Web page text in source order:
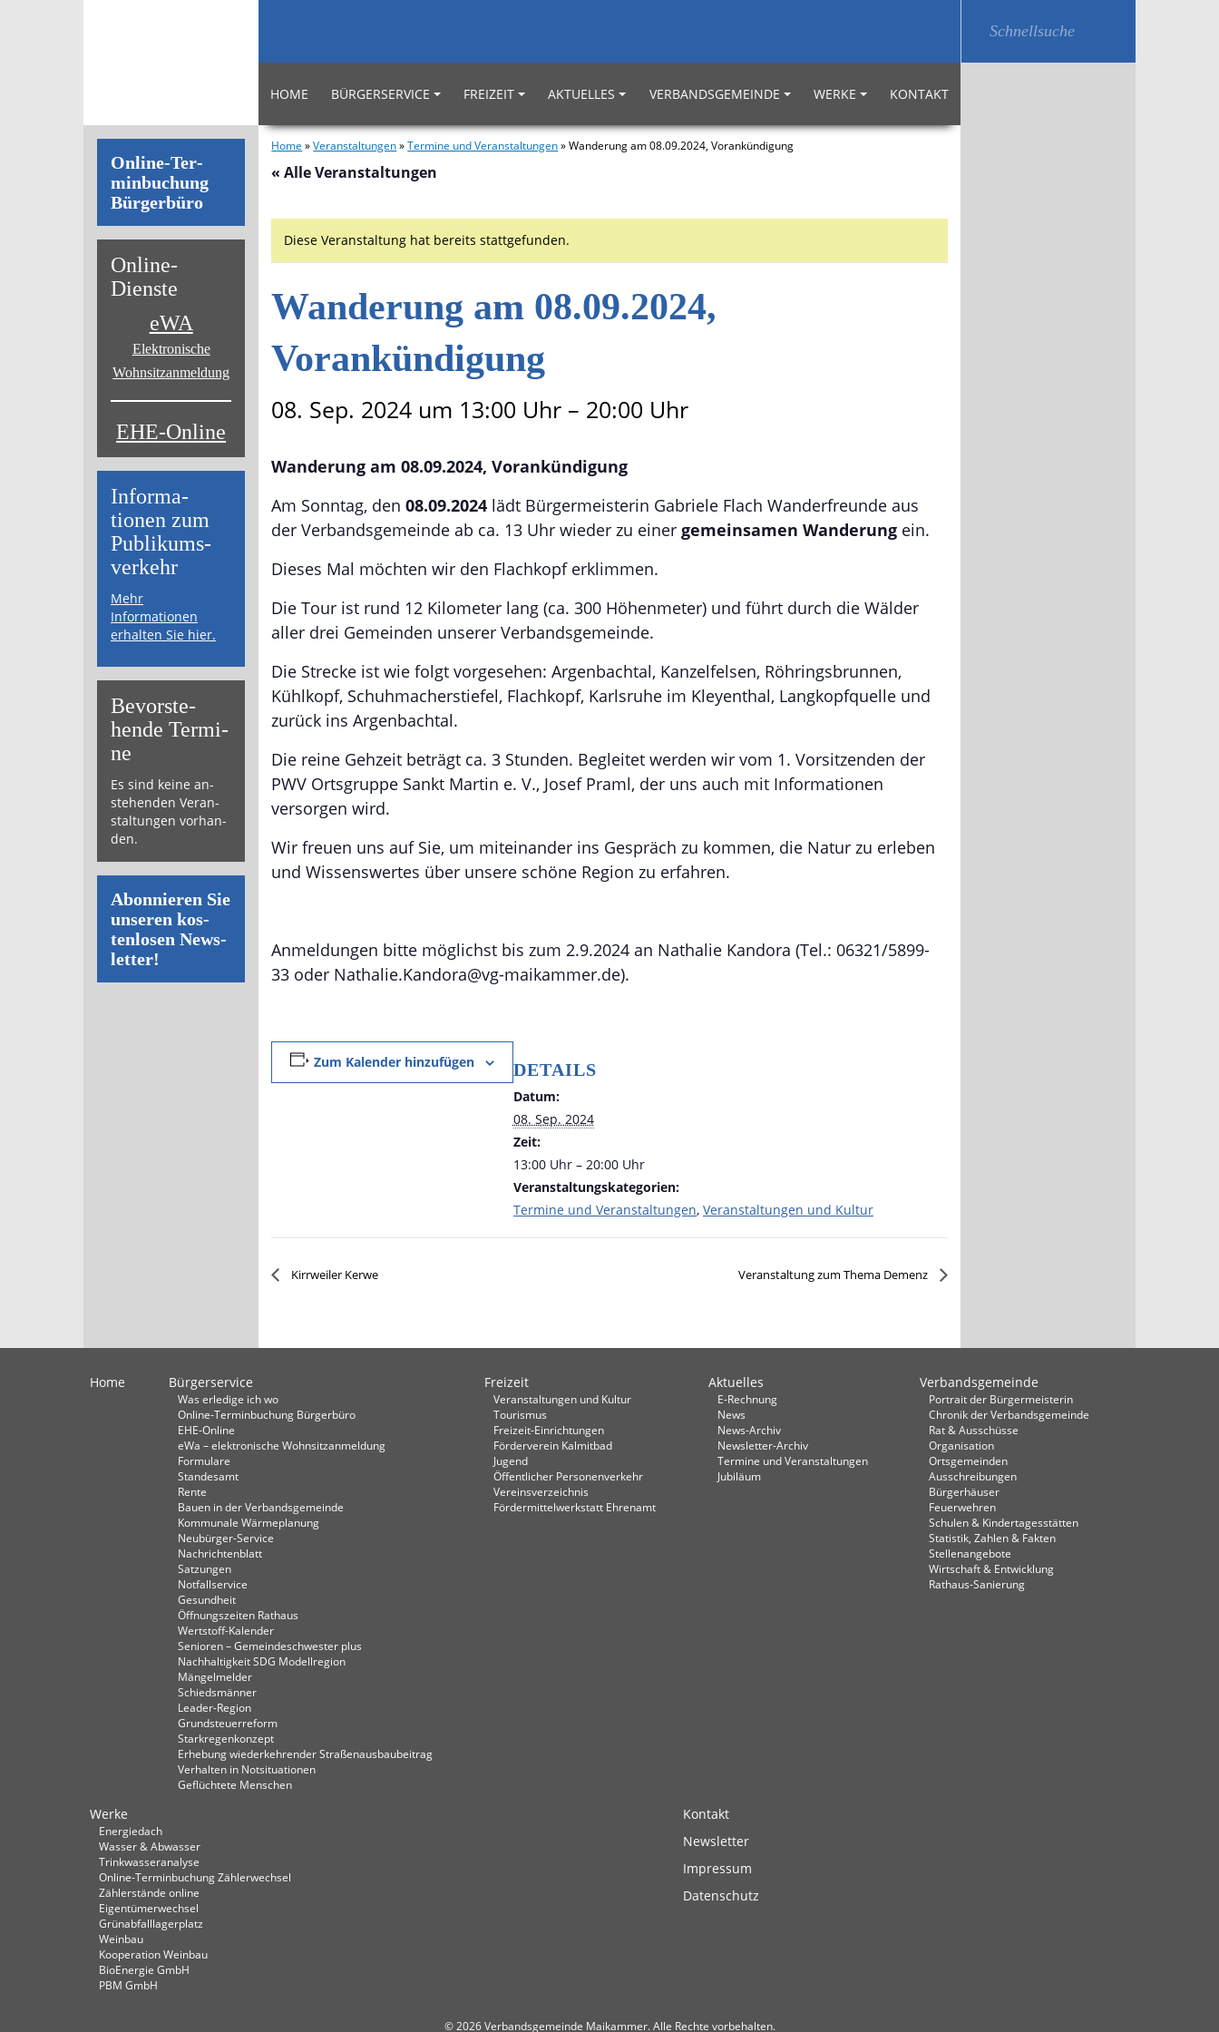
HOME BÜRGERSERVICE FREIZEIT AKTUELLES VERBANDSGEMEINDE WERKE KONTAKT
On­line-Ter­
min­bu­chung
Bür­ger­bü­ro
On­line-
Diens­te
eWA
Elektronische
Wohnsitz­anmeldung
EHE-Online
Informa­
tionen zum
Publikums­­
verkehr
Mehr
Informationen
erhalten Sie hier.
Bevor­ste­
hende Ter­mi­
ne
Es sind keine an­
ste­hen­den Ver­an­
stal­tun­gen vor­han­
den.
Abon­nie­ren Sie
un­se­ren kos­
ten­lo­sen News­
let­ter!
Home »Veranstaltungen»Termine und Veranstaltungen»Wanderung am 08.09.2024, Vorankündigung
« Alle Veranstaltungen
Diese Veranstaltung hat bereits stattgefunden.
Wanderung am 08.09.2024,
Vorankündigung
08. Sep. 2024 um 13:00 Uhr – 20:00 Uhr
Wanderung am 08.09.2024, Vorankündigung
Am Sonntag, den08.09.2024 lädt Bürgermeisterin Gabriele Flach Wanderfreunde aus
der Verbandsgemeinde ab ca. 13 Uhr wieder zu einergemeinsamen Wanderung ein.
Dieses Mal möchten wir den Flachkopf erklimmen.
Die Tour ist rund 12 Kilometer lang (ca. 300 Höhenmeter) und führt durch die Wälder
aller drei Gemeinden unserer Verbandsgemeinde.
Die Strecke ist wie folgt vorgesehen: Argenbachtal, Kanzelfelsen, Röhringsbrunnen,
Kühlkopf, Schuhmacherstiefel, Flachkopf, Karlsruhe im Kleyenthal, Langkopfquelle und
zurück ins Argenbachtal.
Die reine Gehzeit beträgt ca. 3 Stunden. Begleitet werden wir vom 1. Vorsitzenden der
PWV Ortsgruppe Sankt Martin e. V., Josef Praml, der uns auch mit Informationen
versorgen wird.
Wir freuen uns auf Sie, um miteinander ins Gespräch zu kommen, die Natur zu erleben
und Wissenswertes über unsere schöne Region zu erfahren.
Anmeldungen bitte möglichst bis zum 2.9.2024 an Nathalie Kandora (Tel.: 06321/5899-
33 oder Nathalie.Kandora@vg-maikammer.de).
Zum Kalender hinzufügen DETAILS
Datum:
08. Sep. 2024
Zeit:
13:00 Uhr – 20:00 Uhr
Veranstaltungskategorien:
Termine und Veranstaltungen, Veranstaltungen und Kultur
Kirrweiler Kerwe Veranstaltung zum Thema Demenz
Home Bürgerservice
Was erledige ich wo
Online-Terminbuchung Bürgerbüro
EHE-Online
eWa – elektronische Wohnsitzanmeldung
Formulare
Standesamt
Rente
Bauen in der Verbandsgemeinde
Kommunale Wärmeplanung
Neubürger-Service
Nachrichtenblatt
Satzungen
Notfallservice
Gesundheit
Öffnungszeiten Rathaus
Wertstoff-Kalender
Senioren – Gemeindeschwester plus
Nachhaltigkeit SDG Modellregion
Mängelmelder
Schiedsmänner
Leader-Region
Grundsteuerreform
Starkregenkonzept
Erhebung wiederkehrender Straßenausbaubeitrag
Verhalten in Not­situationen
Geflüchtete Menschen
Freizeit
Veranstaltungen und Kultur
Tourismus
Freizeit-Einrichtungen
Förderverein Kalmitbad
Jugend
Öffentlicher Personenverkehr
Vereinsverzeichnis
Fördermittelwerkstatt Ehrenamt
Aktuelles
E-Rechnung
News
News-Archiv
Newsletter-Archiv
Termine und Veranstaltungen
Jubiläum
Verbandsgemeinde
Portrait der Bürgermeisterin
Chronik der Verbandsgemeinde
Rat & Ausschüsse
Organisation
Ortsgemeinden
Ausschreibungen
Bürgerhäuser
Feuerwehren
Schulen & Kindertagesstätten
Statistik, Zahlen & Fakten
Stellenangebote
Wirtschaft & Entwicklung
Rathaus-Sanierung
Werke
Energiedach
Wasser & Abwasser
Trinkwasseranalyse
Online-Terminbuchung Zählerwechsel
Zählerstände online
Eigentümerwechsel
Grünabfalllagerplatz
Weinbau
Kooperation Weinbau
BioEnergie GmbH
PBM GmbH
Kontakt
Newsletter
Impressum
Datenschutz
© 2026 Verbandsgemeinde Maikammer. Alle Rechte vorbehalten.